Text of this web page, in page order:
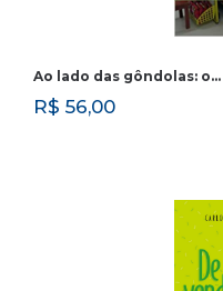
Ao lado das gôndolas: o…
R$ 56,00